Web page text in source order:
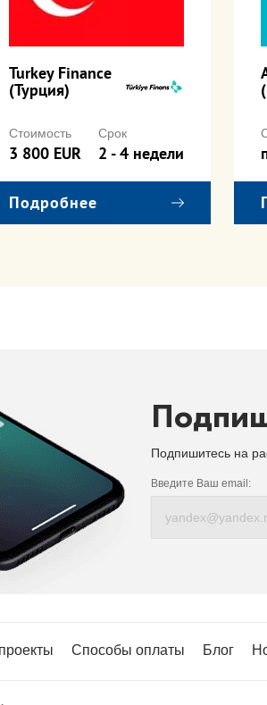
Turkey Finance
(Турция)
Стоимость
3 800 EUR
Срок
2 - 4 недели
Подробнее
Подпишитесь на
Введите Ваш email:
Способы оплаты Блог